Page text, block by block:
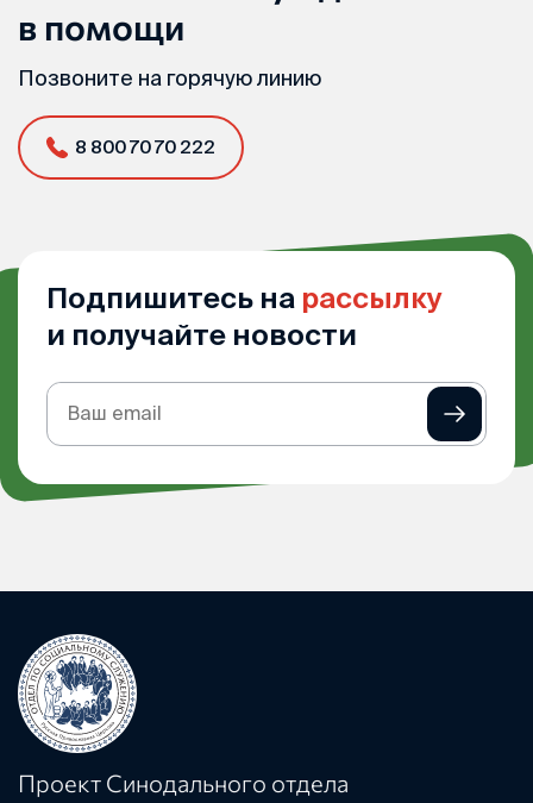
в помощи
Позвоните на горячую линию
8 800 70 70 222
Подпишитесь на рассылку
и получайте новости
Подписка
Проект Синодального отдела